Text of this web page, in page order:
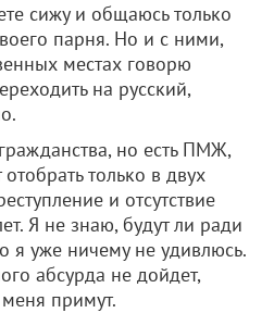
сижу и общаюсь только
парня. Но и с ними,
местах говорю
на русский,
но есть ПМЖ,
только в двух
и отсутствие
Я не знаю, будут ли ради
я уже ничему не удивлюсь.
абсурда не дойдет,
примут.